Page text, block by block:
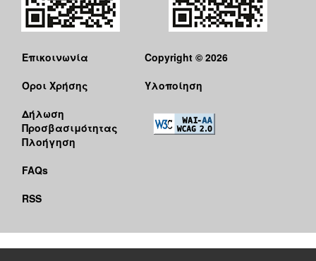
Επικοινωνία
Όροι Χρήσης
Δήλωση
Προσβασιμότητας
Πλοήγηση
FAQs
RSS
Copyright © 2026
Υλοποίηση